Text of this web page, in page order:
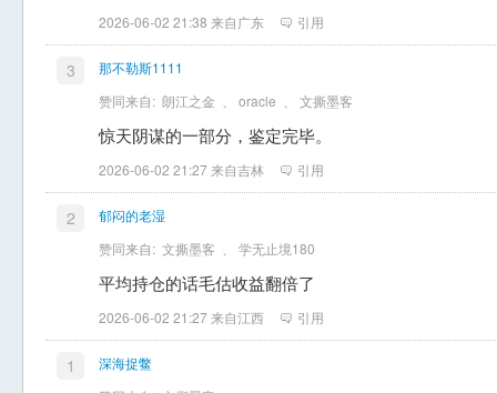
2026-06-02 21:38 来自广东 引用
3
那不勒斯1111
赞同来自: 朗江之金 oracle 文撕墨客
惊天阴谋的一部分，鉴定完毕。
2026-06-02 21:27 来自吉林 引用
2
郁闷的老湿
赞同来自: 文撕墨客 学无止境180
平均持仓的话毛估收益翻倍了
2026-06-02 21:27 来自江西 引用
1
深海捉鳖